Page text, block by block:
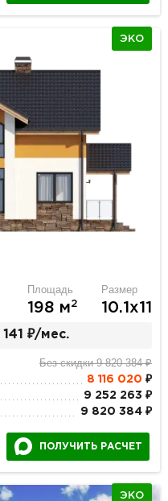
ЭКО
Площадь
198 м2
Размер
10.1х11
₽/мес.
Без скидки 9 820 384 ₽
8 116 020 ₽
9 252 263 ₽
9 820 384 ₽
ПОЛУЧИТЬ РАСЧЕТ
ЭКО